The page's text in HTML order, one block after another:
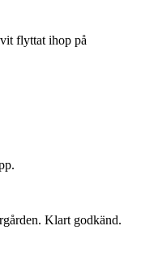
flyttat ihop på
Klart godkänd.